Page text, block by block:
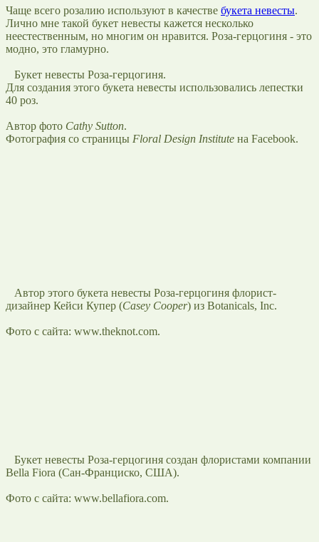
Чаще всего розалию используют в качестве букета невесты.
Лично мне такой букет невесты кажется несколько
неестественным, но многим он нравится. Роза-герцогиня - это
модно, это гламурно.
Букет невесты Роза-герцогиня.
Для создания этого букета невесты использовались лепестки
40 роз.
Автор фото Cathy Sutton.
Фотография со страницы Floral Design Institute на Facebook.
Автор этого букета невесты Роза-герцогиня флорист-
дизайнер Кейси Купер (Casey Cooper) из Botanicals, Inc.
Фото с сайта: www.theknot.com.
Букет невесты Роза-герцогиня создан флористами компании
Bella Fiora (Сан-Франциско, США).
Фото с сайта: www.bellafiora.com.